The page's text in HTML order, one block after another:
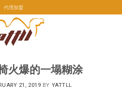
代理加盟
火爆的一塌糊涂
21, 2019 BY YATTLL